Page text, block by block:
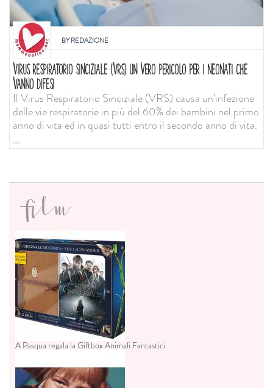
BYREDAZIONE
VIRUS RESPIRATORIO SINCIZIALE (VRS) UN VERO PERICOLO PER I NEONATI CHE
VANNO DIFESI
Il Virus Respiratorio Sinciziale (VRS) causa un’infezione
delle vie respiratorie in più del 60% dei bambini nel primo
anno di vita ed in quasi tutti entro il secondo anno di vita.
...
film
A Pasqua regala la Giftbox Animali Fantastici